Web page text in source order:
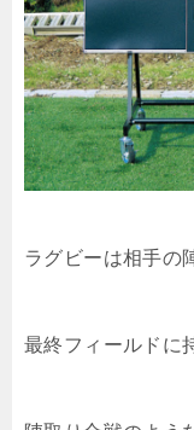
ラグビーは相手の
最終フィールドに